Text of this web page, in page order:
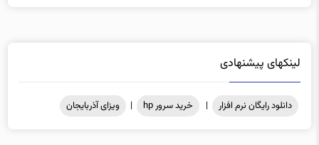
دانلود رایگان نرم افزار